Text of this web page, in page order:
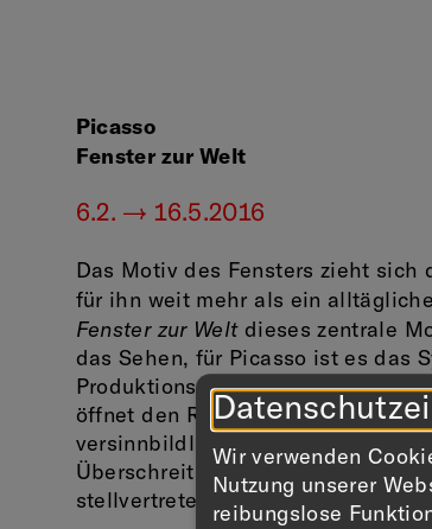
Picasso
Fenster zur Welt
6.2. — 16.5.2016
Das Motiv des Fensters zieht sich
für ihn weit mehr als ein
Fenster zur Weltdieses zentrale
das Sehen, für Picasso ist es das
Produktionsstätte auf, in der sich
öffnet den Raum und vermittelt
versinnbildlicht
Überschreitung der Grenze
stellvertretend für den Künstler
Wir verwenden
Nutzung unserer
reibungslose